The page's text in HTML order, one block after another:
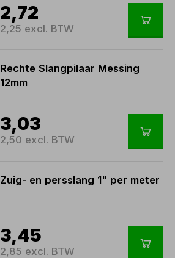
2,72
2,25 excl. BTW
Rechte Slangpilaar Messing
12mm
3,03
2,50 excl. BTW
Zuig- en persslang 1" per meter
3,45
2,85 excl. BTW